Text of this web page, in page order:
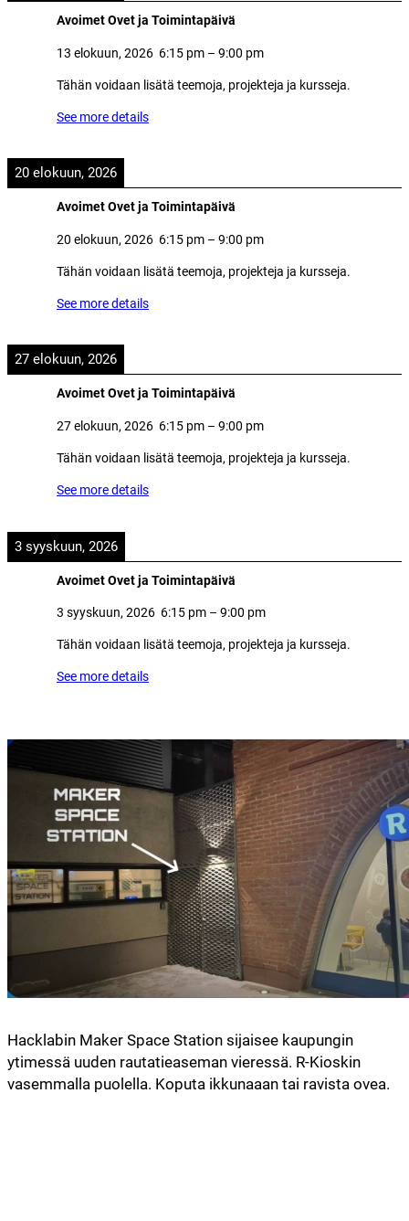
Avoimet Ovet ja Toimintapäivä
13 elokuun, 2026 6:15 pm – 9:00 pm
Tähän voidaan lisätä teemoja, projekteja ja kursseja.
See more details
20 elokuun, 2026
Avoimet Ovet ja Toimintapäivä
20 elokuun, 2026 6:15 pm – 9:00 pm
Tähän voidaan lisätä teemoja, projekteja ja kursseja.
See more details
27 elokuun, 2026
Avoimet Ovet ja Toimintapäivä
27 elokuun, 2026 6:15 pm – 9:00 pm
Tähän voidaan lisätä teemoja, projekteja ja kursseja.
See more details
3 syyskuun, 2026
Avoimet Ovet ja Toimintapäivä
3 syyskuun, 2026 6:15 pm – 9:00 pm
Tähän voidaan lisätä teemoja, projekteja ja kursseja.
See more details
Hacklabin Maker Space Station sijaisee kaupungin
ytimessä uuden rautatieaseman vieressä. R-Kioskin
vasemmalla puolella. Koputa ikkunaaan tai ravista ovea.